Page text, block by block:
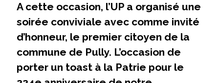
A cette occasion, l’UP a organisé une
soirée conviviale avec comme invité
d’honneur, le premier citoyen de la
commune de Pully. L’occasion de
porter un toast à la Patrie pour le